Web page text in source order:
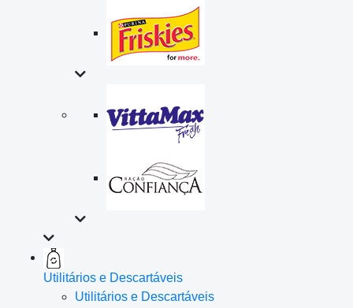
Utilitários e Descartáveis
Utilitários e Descartáveis